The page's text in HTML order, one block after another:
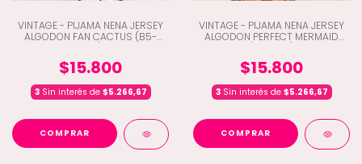
VINTAGE - PIJAMA NENA JERSEY
ALGODON FAN CACTUS (B5-
$15.800
3Sin interés de $5.266,67
COMPRAR
VINTAGE - PIJAMA NENA JERSEY
ALGODON PERFECT MERMAID
$15.800
3Sin interés de $5.266,67
COMPRAR